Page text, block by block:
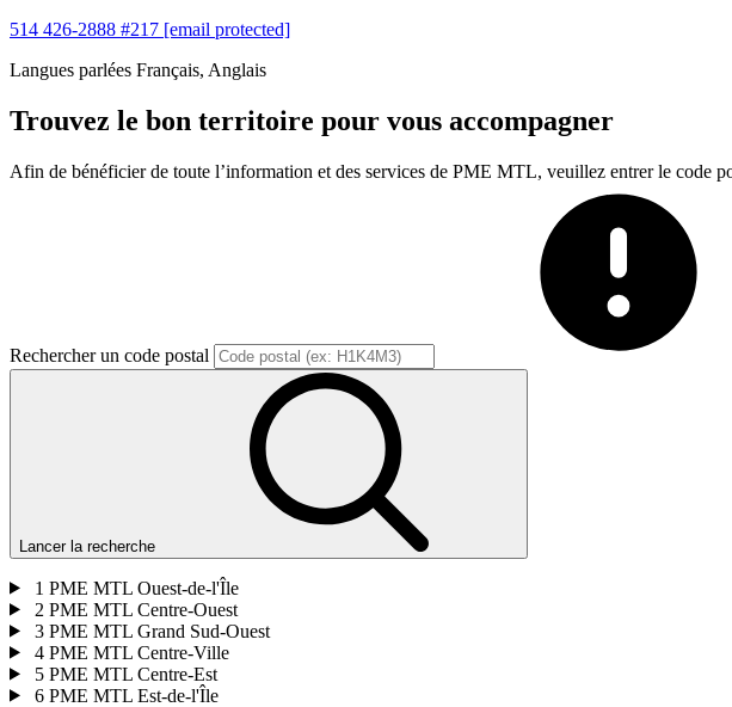
514 426-2888 #217 [email protected]
Langues parlées Français, Anglais
Trouvez le bon territoire pour vous accompagner
Afin de bénéficier de toute l’information et des services de PME MTL, veuillez entrer le code
Rechercher un code postal
Lancer la recherche
1 PME MTL Ouest-de-l'Île
2 PME MTL Centre-Ouest
3 PME MTL Grand Sud-Ouest
4 PME MTL Centre-Ville
5 PME MTL Centre-Est
6 PME MTL Est-de-l'Île